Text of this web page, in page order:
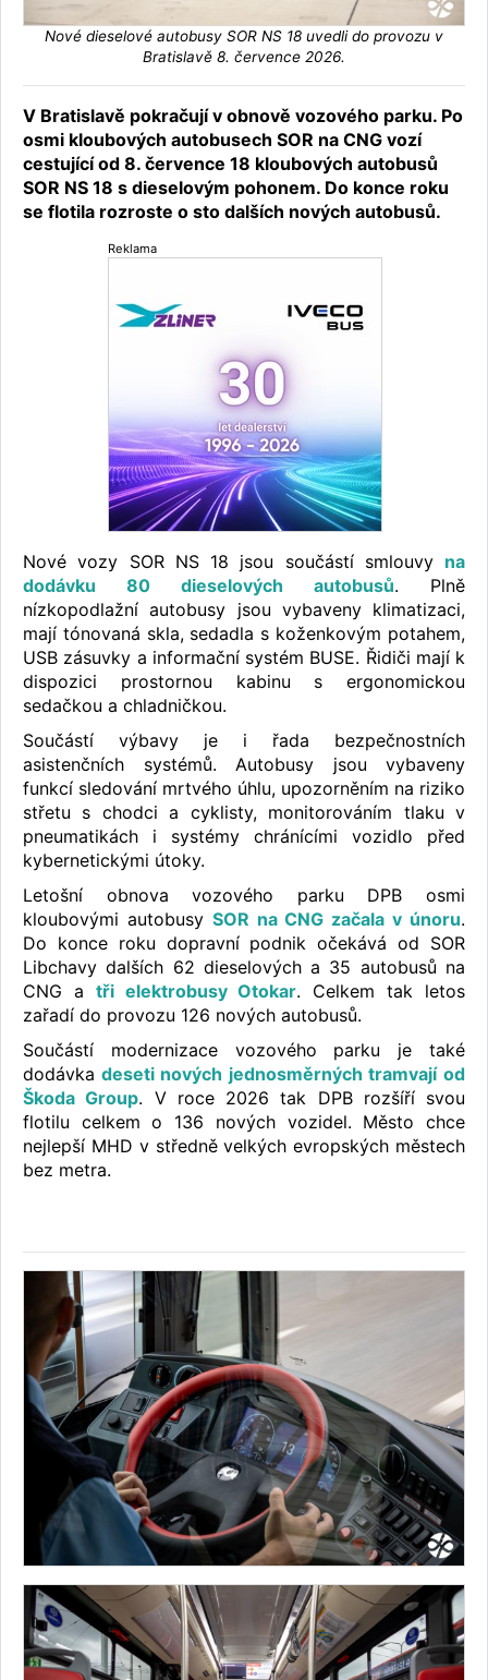
Nové dieselové autobusy SOR NS 18 uvedli do provozu v
Bratislavě 8. července 2026.
V Bratislavě pokračují v obnově vozového parku. Po
osmi kloubových autobusech SOR na CNG vozí
cestující od 8. července 18 kloubových autobusů
SOR NS 18 s dieselovým pohonem. Do konce roku
se flotila rozroste o sto dalších nových autobusů.
Reklama
Nové vozy SOR NS 18 jsou součástí smlouvy na
dodávku 80 dieselových autobusů. Plně
nízkopodlažní autobusy jsou vybaveny klimatizaci,
mají tónovaná skla, sedadla s koženkovým potahem,
USB zásuvky a informační systém BUSE. Řidiči mají k
dispozici prostornou kabinu s ergonomickou
sedačkou a chladničkou.
Součástí výbavy je i řada bezpečnostních
asistenčních systémů. Autobusy jsou vybaveny
funkcí sledování mrtvého úhlu, upozorněním na riziko
střetu s chodci a cyklisty, monitorováním tlaku v
pneumatikách i systémy chránícími vozidlo před
kybernetickými útoky.
Letošní obnova vozového parku DPB osmi
kloubovými autobusy SOR na CNG začala v únoru.
Do konce roku dopravní podnik očekává od SOR
Libchavy dalších 62 dieselových a 35 autobusů na
CNG a tři elektrobusy Otokar. Celkem tak letos
zařadí do provozu 126 nových autobusů.
Součástí modernizace vozového parku je také
dodávka deseti nových jednosměrných tramvají od
Škoda Group. V roce 2026 tak DPB rozšíří svou
flotilu celkem o 136 nových vozidel. Město chce
nejlepší MHD v středně velkých evropských městech
bez metra.